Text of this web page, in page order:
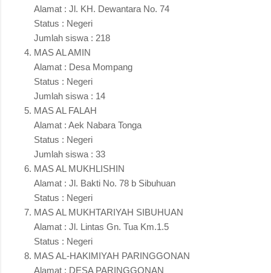
Alamat : Jl. KH. Dewantara No. 74
Status : Negeri
Jumlah siswa : 218
MAS AL AMIN
Alamat : Desa Mompang
Status : Negeri
Jumlah siswa : 14
MAS AL FALAH
Alamat : Aek Nabara Tonga
Status : Negeri
Jumlah siswa : 33
MAS AL MUKHLISHIN
Alamat : Jl. Bakti No. 78 b Sibuhuan
Status : Negeri
MAS AL MUKHTARIYAH SIBUHUAN
Alamat : Jl. Lintas Gn. Tua Km.1.5
Status : Negeri
MAS AL-HAKIMIYAH PARINGGONAN
Alamat : DESA PARINGGONAN